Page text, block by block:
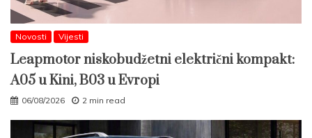
Novosti Vijesti
Leapmotor niskobudžetni električni kompakt:
A05 u Kini, B03 u Evropi
06/08/2026 2 min read